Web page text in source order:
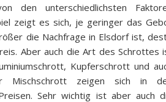
den unterschiedlichsten
zeigt es sich, je geringer das
die Nachfrage in Elsdorf ist,
Aber auch die Art des Schrottes
Kupferschrott und
zeigen sich in
Sehr wichtig ist aber auch